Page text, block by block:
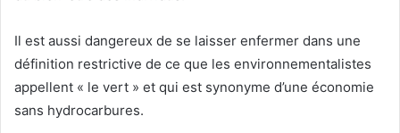
Il est aussi dangereux de se laisser enfermer dans une
définition restrictive de ce que les environnementalistes
appellent « le vert » et qui est synonyme d’une économie
sans hydrocarbures.